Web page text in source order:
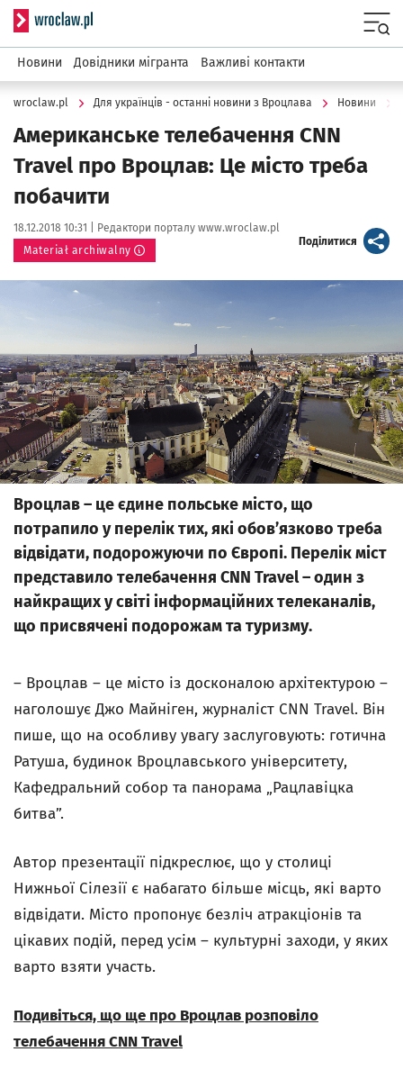
Serwis informacyjny wroclaw.pl
Новини Довідники мігранта Важливі контакти
wroclaw.pl Для українців - останні новини з Вроцлава Новини
Американське телебачення CNN
Travel про Вроцлав: Це місто треба
побачити
Data publikacji:
18.12.2018 10:31 | Autor:
Редактори порталу www.wroclaw.pl
Materiał archiwalny
Поділитися artykuł
Kliknij, aby powiększyć
Вроцлав – це єдине польське місто, що
потрапило у перелік тих, які обов’язково треба
відвідати, подорожуючи по Європі. Перелік міст
представило телебачення CNN Travel – один з
найкращих у світі інформаційних телеканалів,
що присвячені подорожам та туризму.
– Вроцлав – це місто із досконалою архітектурою –
наголошує Джо Майніген, журналіст CNN Travel. Він
пише, що на особливу увагу заслуговують: готична
Ратуша, будинок Вроцлавського університету,
Кафедральний собор та панорама „Рацлавіцка
битва”.
Автор презентації підкреслює, що у столиці
Нижньої Сілезії є набагато більше місць, які варто
відвідати. Місто пропонує безліч атракціонів та
цікавих подій, перед усім – культурні заходи, у яких
варто взяти участь.
Подивіться, що ще про Вроцлав розповіло
телебачення CNN Travel